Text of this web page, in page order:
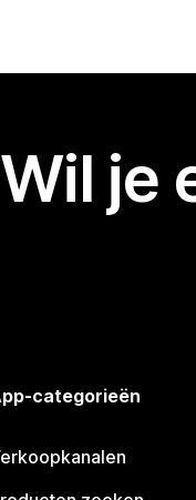
Wil je
categorieën